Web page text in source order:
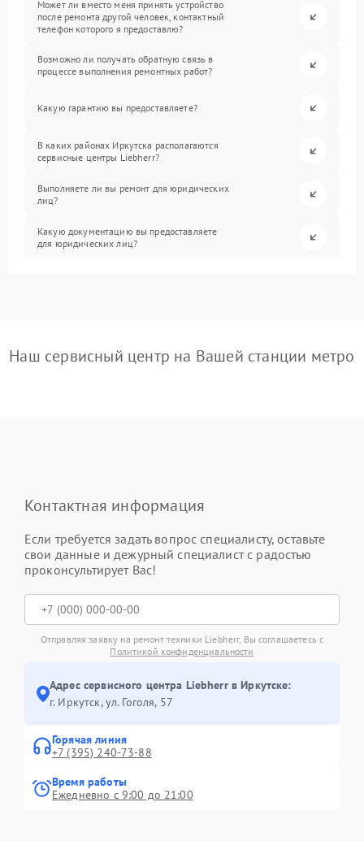
Может ли вместо меня принять устройство
после ремонта другой человек, контактный
телефон которого я предоставлю?
Возможно ли получать обратную связь в
процессе выполнения ремонтных работ?
Какую гарантию вы предоставляете?
В каких районах Иркутска располагаются
сервисные центры Liebherr?
Выполняете ли вы ремонт для юридических
лиц?
Какую документацию вы предоставляете
для юридических лиц?
Наш сервисный центр на Вашей станции метро
Контактная информация
Если требуется задать вопрос специалисту, оставьте
свои данные и дежурный специалист с радостью
проконсультирует Вас!
Отправляя заявку на ремонт техники Liebherr, Вы соглашаетесь с
Политикой конфиденциальности
Адрес сервисного центра Liebherr в Иркутске:
г. Иркутск, ул. ​Гоголя, 57
Горячая линия
+7 (395) 240-73-88
Время работы
Ежедневно с 9:00 до 21:00